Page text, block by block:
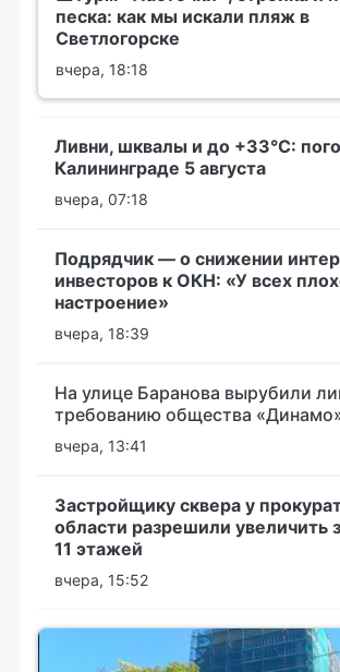
песка: как мы искали пляж в
Светлогорске
вчера, 18:18
Ливни, шквалы и до +33°С:
Калининграде 5 августа
вчера, 07:18
Подрядчик — о снижении
инвесторов к ОКН: «У всех
настроение»
вчера, 18:39
На улице Баранова вырубили
требованию общества
вчера, 13:41
Застройщику сквера у
области разрешили увеличить
11 этажей
вчера, 15:52